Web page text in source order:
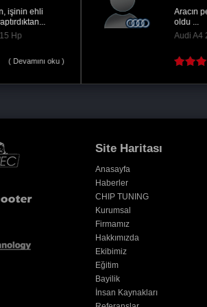
Aracın performansında hatrı sayılır bir değişim
oldu ...
Audi A4 2.0 TDI - 143Hp @185 Hp
21.06.2017
Site Haritası
Anasayfa
Haberler
CHIP TUNING
Kurumsal
Firmamız
Hakkımızda
Ekibimiz
Eğitim
Bayilik
İnsan Kaynakları